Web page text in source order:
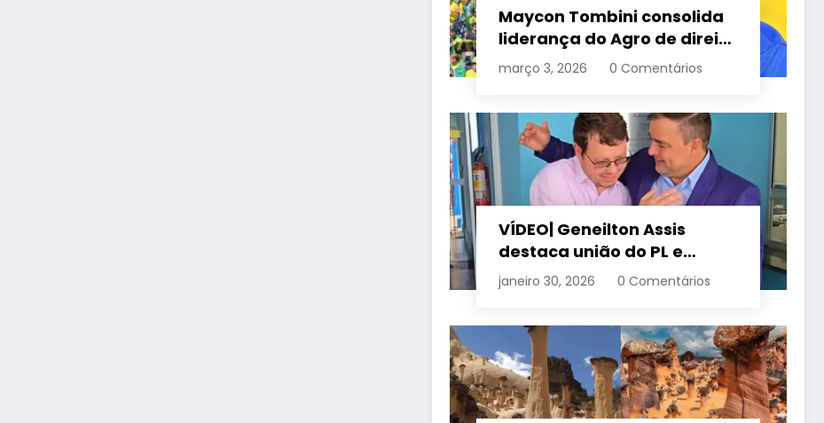
Maycon Tombini consolida
liderança do Agro de direita
em manifestação “Acorda
Brasil” em Goiânia
março 3, 2026 0 Comentários
VÍDEO| Geneilton Assis
destaca união do PL e
consolidação de apoio a
Maycon Tombini em Jataí
janeiro 30, 2026 0 Comentários